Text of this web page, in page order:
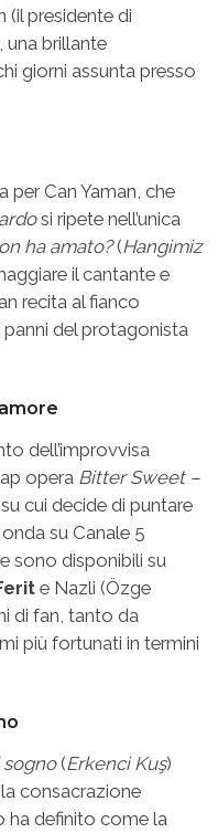
(il presidente di
una brillante
giorni assunta presso
Can Yaman, che
si ripete nell’unica
ha amato?(Hangimiz
il cantante e
recita al fianco
panni del protagonista
dell’improvvisa
opera Bitter Sweet –
cui decide di puntare
su Canale 5
sono disponibili su
e Nazli (Özge
di fan, tanto da
più fortunati in termini
sogno(Erkenci Kuş)
consacrazione
ha definito come la